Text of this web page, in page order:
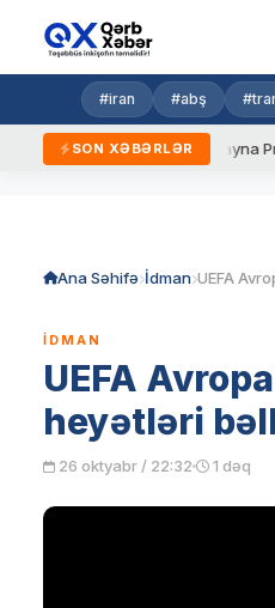
#iran #abş
SON XƏBƏRLƏR
qaydalar Ukrayna
Ana Səhifə İdman
İDMAN
UEFA
heyətləri
26 oktyabr / 22:32 1 dəq